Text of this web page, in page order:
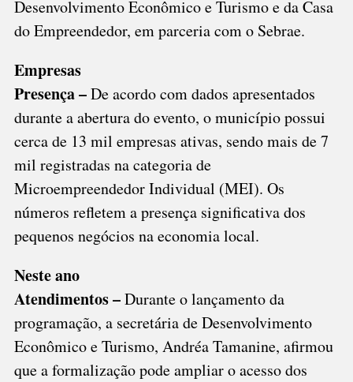
Desenvolvimento Econômico e Turismo e da Casa
do Empreendedor, em parceria com o Sebrae.
Empresas
Presença –De acordo com dados apresentados
durante a abertura do evento, o município possui
cerca de 13 mil empresas ativas, sendo mais de 7
mil registradas na categoria de
Microempreendedor Individual (MEI). Os
números refletem a presença significativa dos
pequenos negócios na economia local.
Neste ano
Atendimentos –Durante o lançamento da
programação, a secretária de Desenvolvimento
Econômico e Turismo, Andréa Tamanine, afirmou
que a formalização pode ampliar o acesso dos